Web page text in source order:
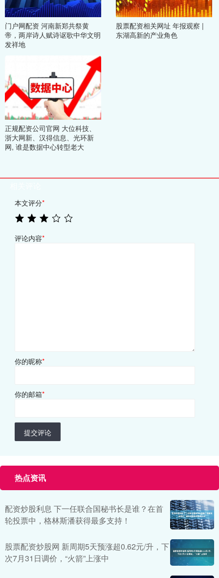
门户网配资 河南新郑共祭黄
帝，两岸诗人赋诗讴歌中华文明
发祥地
股票配资相关网址 年报观察 |
东湖高新的产业角色
正规配资公司官网 大位科技、
浙大网新、汉得信息、光环新
网, 谁是数据中心转型老大
本文评分*
评论内容*
你的昵称*
你的邮箱*
提交评论
热点资讯
配资炒股利息 下一任联合国秘书长是谁？在首
轮投票中，格林斯潘获得最多支持！
股票配资炒股网 新周期5天预涨超0.62元/升，下
次7月31日调价，“火箭”上涨中